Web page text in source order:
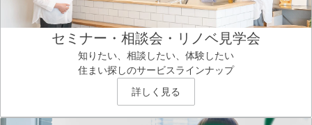
セミナー・相談会・リノベ見学会
知りたい、相談したい、体験したい
住まい探しのサービスラインナップ
詳しく見る